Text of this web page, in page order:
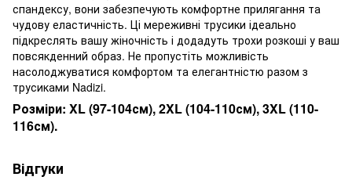
спандексу, вони забезпечують комфортне прилягання та
чудову еластичність. Ці мереживні трусики ідеально
підкреслять вашу жіночність і додадуть трохи розкоші у ваш
повсякденний образ. Не пропустіть можливість
насолоджуватися комфортом та елегантністю разом з
трусиками Nadizi.
Розміри: XL (97-104см), 2XL (104-110см), 3XL (110-
116см).
Відгуки